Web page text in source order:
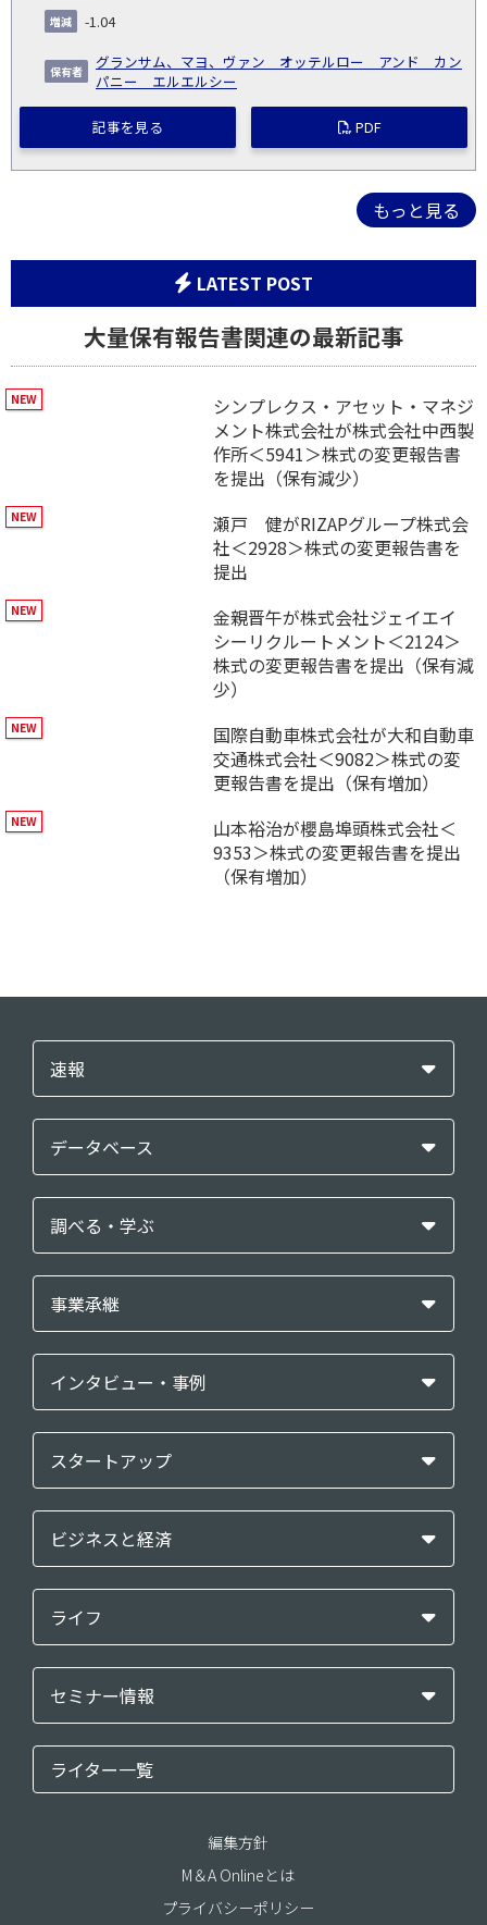
-1.04
グランサム、マヨ、ヴァン オッテルロー アンド カン
パニー エルエルシー
記事を見る PDF
もっと見る
LATEST POST
大量保有報告書関連の最新記事
シンプレクス・アセット・マネジ
メント株式会社が株式会社中西製
作所＜5941＞株式の変更報告書
を提出（保有減少）
瀬戸 健がRIZAPグループ株式会
社＜2928＞株式の変更報告書を
提出
金親晋午が株式会社ジェイエイ
シーリクルートメント＜2124＞
株式の変更報告書を提出（保有減
少）
国際自動車株式会社が大和自動車
交通株式会社＜9082＞株式の変
更報告書を提出（保有増加）
山本裕治が櫻島埠頭株式会社＜
9353＞株式の変更報告書を提出
（保有増加）
速報
データベース
調べる・学ぶ
事業承継
インタビュー・事例
スタートアップ
ビジネスと経済
ライフ
セミナー情報
ライター一覧
編集方針
M＆A Onlineとは
プライバシーポリシー